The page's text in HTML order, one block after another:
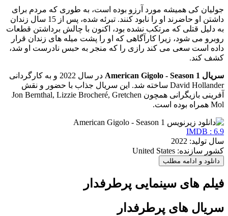
جولیان کی همیشه مورد آرزو بوده است، به طوری که مردم برای
داشتن او حاضرند او را نابود کنند. تبرئه شده، پس از 15 سال زندان
به دلیل قتلی که مرتکب نشده بود، اکنون با چالش برداشتن قطعات
روبرو می شود، زیرا کارآگاهی که او را پشت میله های زندان قرار
داده است سعی می کند رازی را که منجر به حبس نادرست او شد،
کشف کند.
سریال American Gigolo - Season 1
در سال 2022 و به کارگردانی
David Hollander ساخته شد. این سریال جذاب با حضور و نقش
آفرینی بازیگرانی همچون Jon Bernthal, Lizzie Brocheré, Gretchen
Mol همراه بوده است.
IMDB : 6.9
سال تولید: 2022
کشور سازنده: United States
دانلود و ادامه مطلب
فیلم های سینمایی پرطرفدار
سریال های پرطرفدار